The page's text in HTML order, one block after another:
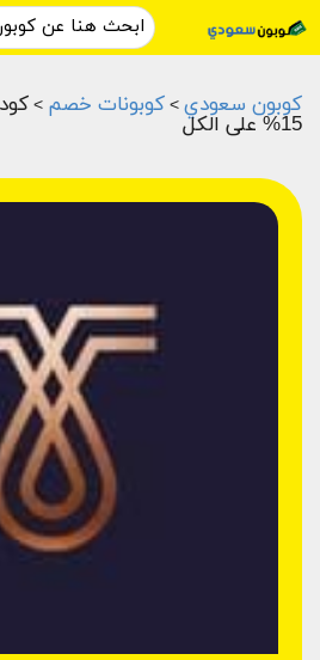
كوبون سعودي > كوبونات خصم >
15% على الكل